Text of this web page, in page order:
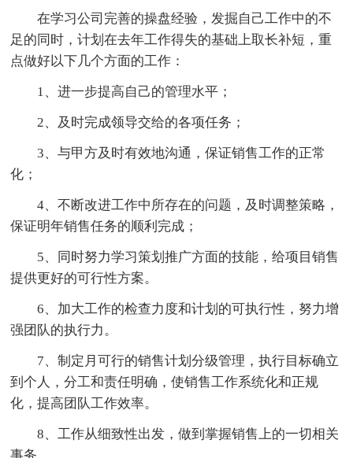
在学习公司完善的操盘经验，发掘自己工作中的不
足的同时，计划在去年工作得失的基础上取长补短，重
点做好以下几个方面的工作：
1、进一步提高自己的管理水平；
2、及时完成领导交给的各项任务；
3、与甲方及时有效地沟通，保证销售工作的正常
化；
4、不断改进工作中所存在的问题，及时调整策略，
保证明年销售任务的顺利完成；
5、同时努力学习策划推广方面的技能，给项目销售
提供更好的可行性方案。
6、加大工作的检查力度和计划的可执行性，努力增
强团队的执行力。
7、制定月可行的销售计划分级管理，执行目标确立
到个人，分工和责任明确，使销售工作系统化和正规
化，提高团队工作效率。
8、工作从细致性出发，做到掌握销售上的一切相关
事务。